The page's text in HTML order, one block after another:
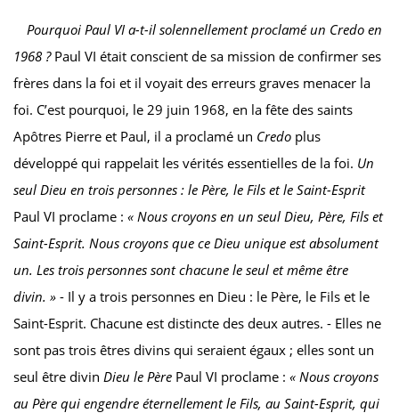
Pourquoi Paul VI a-t-il solennellement proclamé un Credo en
1968 ?Paul VI était conscient de sa mission de confirmer ses
frères dans la foi et il voyait des erreurs graves menacer la
foi. C’est pourquoi, le 29 juin 1968, en la fête des saints
Apôtres Pierre et Paul, il a proclamé un Credo plus
développé qui rappelait les vérités essentielles de la foi. Un
seul Dieu en trois personnes : le Père, le Fils et le Saint-Esprit
Paul VI proclame : « Nous croyons en un seul Dieu, Père, Fils et
Saint-Esprit. Nous croyons que ce Dieu unique est absolument
un. Les trois personnes sont chacune le seul et même être
divin. » - Il y a trois personnes en Dieu : le Père, le Fils et le
Saint-Esprit. Chacune est distincte des deux autres. - Elles ne
sont pas trois êtres divins qui seraient égaux ; elles sont un
seul être divin Dieu le Père Paul VI proclame : « Nous croyons
au Père qui engendre éternellement le Fils, au Saint-Esprit, qui